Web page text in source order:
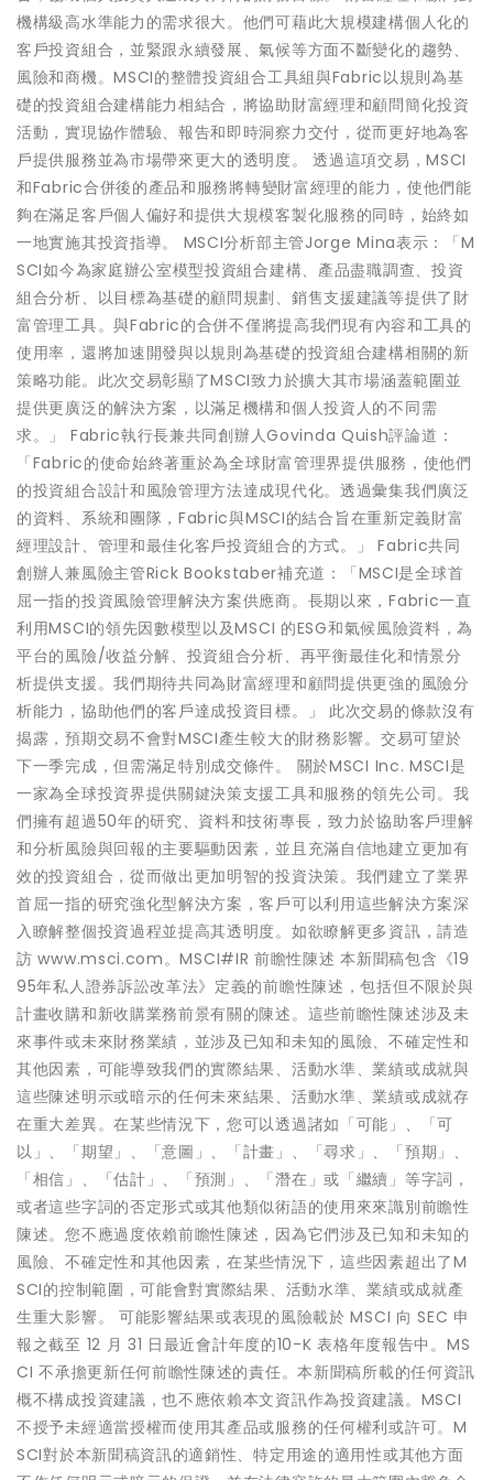
機構級高水準能力的需求很大。他們可藉此大規模建構個人化的
客戶投資組合，並緊跟永續發展、氣候等方面不斷變化的趨勢、
風險和商機。MSCI的整體投資組合工具組與Fabric以規則為基
礎的投資組合建構能力相結合，將協助財富經理和顧問簡化投資
活動，實現協作體驗、報告和即時洞察力交付，從而更好地為客
戶提供服務並為市場帶來更大的透明度。 透過這項交易，MSCI
和Fabric合併後的產品和服務將轉變財富經理的能力，使他們能
夠在滿足客戶個人偏好和提供大規模客製化服務的同時，始終如
一地實施其投資指導。 MSCI分析部主管Jorge Mina表示：「M
SCI如今為家庭辦公室模型投資組合建構、產品盡職調查、投資
組合分析、以目標為基礎的顧問規劃、銷售支援建議等提供了財
富管理工具。與Fabric的合併不僅將提高我們現有內容和工具的
使用率，還將加速開發與以規則為基礎的投資組合建構相關的新
策略功能。此次交易彰顯了MSCI致力於擴大其市場涵蓋範圍並
提供更廣泛的解決方案，以滿足機構和個人投資人的不同需
求。」 Fabric執行長兼共同創辦人Govinda Quish評論道：
「Fabric的使命始終著重於為全球財富管理界提供服務，使他們
的投資組合設計和風險管理方法達成現代化。透過彙集我們廣泛
的資料、系統和團隊，Fabric與MSCI的結合旨在重新定義財富
經理設計、管理和最佳化客戶投資組合的方式。」 Fabric共同
創辦人兼風險主管Rick Bookstaber補充道：「MSCI是全球首
屈一指的投資風險管理解決方案供應商。長期以來，Fabric一直
利用MSCI的領先因數模型以及MSCI 的ESG和氣候風險資料，為
平台的風險/收益分解、投資組合分析、再平衡最佳化和情景分
析提供支援。我們期待共同為財富經理和顧問提供更強的風險分
析能力，協助他們的客戶達成投資目標。」 此次交易的條款沒有
揭露，預期交易不會對MSCI產生較大的財務影響。交易可望於
下一季完成，但需滿足特別成交條件。 關於MSCI Inc. MSCI是
一家為全球投資界提供關鍵決策支援工具和服務的領先公司。我
們擁有超過50年的研究、資料和技術專長，致力於協助客戶理解
和分析風險與回報的主要驅動因素，並且充滿自信地建立更加有
效的投資組合，從而做出更加明智的投資決策。我們建立了業界
首屈一指的研究強化型解決方案，客戶可以利用這些解決方案深
入瞭解整個投資過程並提高其透明度。如欲瞭解更多資訊，請造
訪 www.msci.com。MSCI#IR 前瞻性陳述 本新聞稿包含《19
95年私人證券訴訟改革法》定義的前瞻性陳述，包括但不限於與
計畫收購和新收購業務前景有關的陳述。這些前瞻性陳述涉及未
來事件或未來財務業績，並涉及已知和未知的風險、不確定性和
其他因素，可能導致我們的實際結果、活動水準、業績或成就與
這些陳述明示或暗示的任何未來結果、活動水準、業績或成就存
在重大差異。在某些情況下，您可以透過諸如「可能」、「可
以」、「期望」、「意圖」、「計畫」、「尋求」、「預期」、
「相信」、「估計」、「預測」、「潛在」或「繼續」等字詞，
或者這些字詞的否定形式或其他類似術語的使用來來識別前瞻性
陳述。您不應過度依賴前瞻性陳述，因為它們涉及已知和未知的
風險、不確定性和其他因素，在某些情況下，這些因素超出了M
SCI的控制範圍，可能會對實際結果、活動水準、業績或成就產
生重大影響。 可能影響結果或表現的風險載於 MSCI 向 SEC 申
報之截至 12 月 31 日最近會計年度的10-K 表格年度報告中。MS
CI 不承擔更新任何前瞻性陳述的責任。本新聞稿所載的任何資訊
概不構成投資建議，也不應依賴本文資訊作為投資建議。MSCI
不授予未經適當授權而使用其產品或服務的任何權利或許可。M
SCI對於本新聞稿資訊的適銷性、特定用途的適用性或其他方面